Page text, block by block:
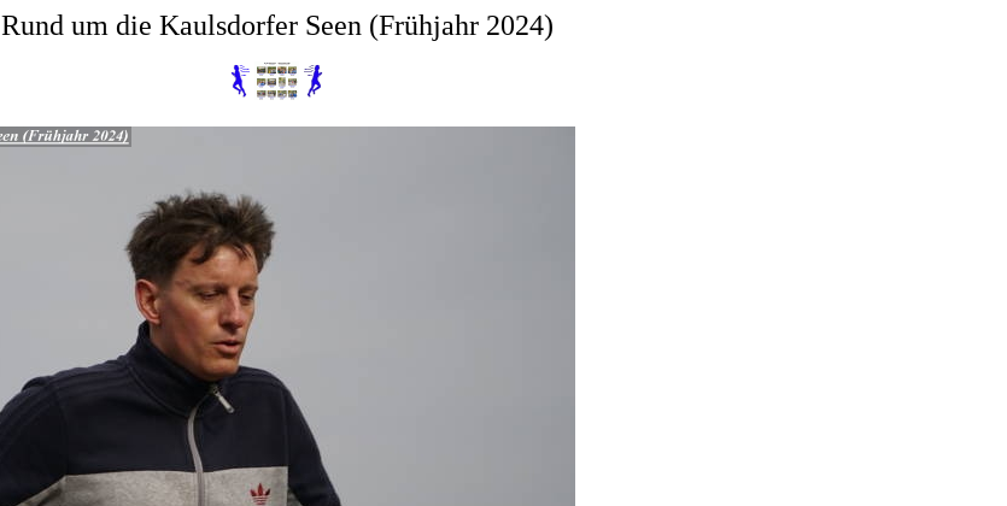
Rund um die Kaulsdorfer Seen (Frühjahr 2024)